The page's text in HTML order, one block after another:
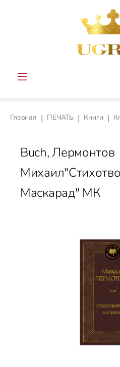
Перейти к основному
Главная | ПЕЧАТЬ | Книги |
Buch, Лермонтов
Маскарад" МК